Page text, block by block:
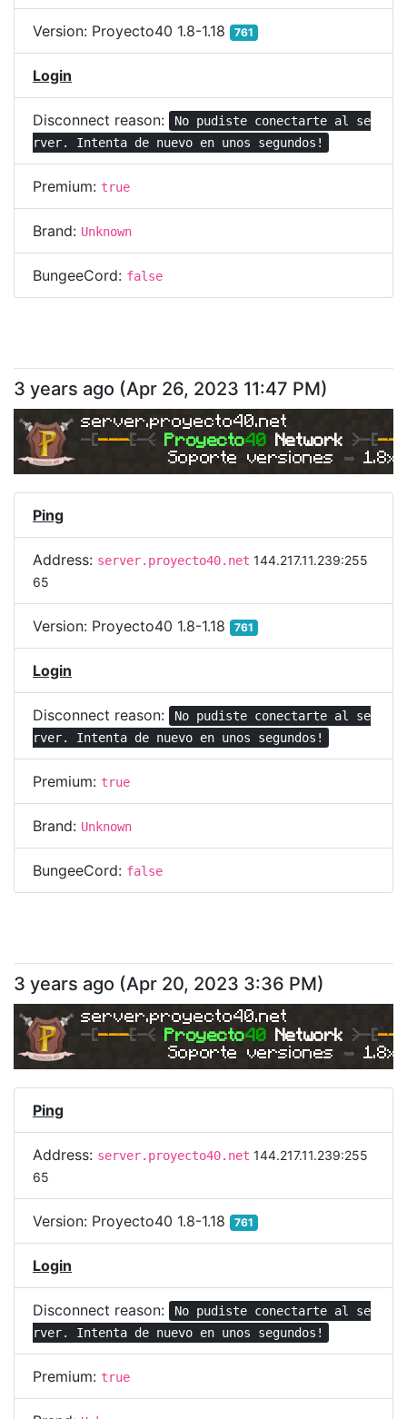
Version: Proyecto40 1.8-1.18 761
Login
Disconnect reason:
No pudiste conectarte al se
rver. Intenta de nuevo en unos segundos!
Premium: true
Brand: Unknown
BungeeCord: false
3 years ago (Apr 26, 2023 11:47 PM)
server.proyecto40.net
-[---[-< Proyecto40 Network >-[
Soporte versiones ➥ 1.8x
Ping
Address: server.proyecto40.net 144.217.11.239:255
65
Version: Proyecto40 1.8-1.18 761
Login
Disconnect reason:
No pudiste conectarte al se
rver. Intenta de nuevo en unos segundos!
Premium: true
Brand: Unknown
BungeeCord: false
3 years ago (Apr 20, 2023 3:36 PM)
server.proyecto40.net
-[---[-< Proyecto40 Network >-[
Soporte versiones ➥ 1.8x
Ping
Address: server.proyecto40.net 144.217.11.239:255
65
Version: Proyecto40 1.8-1.18 761
Login
Disconnect reason:
No pudiste conectarte al se
rver. Intenta de nuevo en unos segundos!
Premium: true